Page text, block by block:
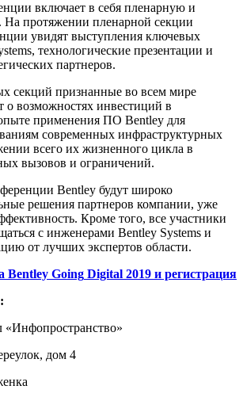
включает в себя пленарную и
На протяжении пленарной секции
увидят выступления ключевых
технологические презентации и
партнеров.
секций признанные во всем мире
о возможностях инвестиций в
применения ПО Bentley для
современных инфраструктурных
всего их жизненного цикла в
вызовов и ограничений.
Bentley будут широко
решения партнеров компании, уже
Кроме того, все участники
с инженерами Bentley Systems и
от лучших экспертов области.
Bentley Going Digital 2019 и регистрация
«Инфопространство»
дом 4